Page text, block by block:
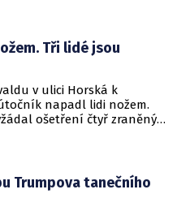
Cartera.Tři lidé jsou
v ulici Horská k
napadl lidi nožem.
ošetření čtyř zraněných
Trumpova tanečního